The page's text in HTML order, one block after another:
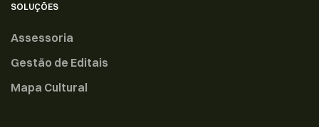
SOLUÇÕES
Assessoria
Gestão de Editais
Mapa Cultural